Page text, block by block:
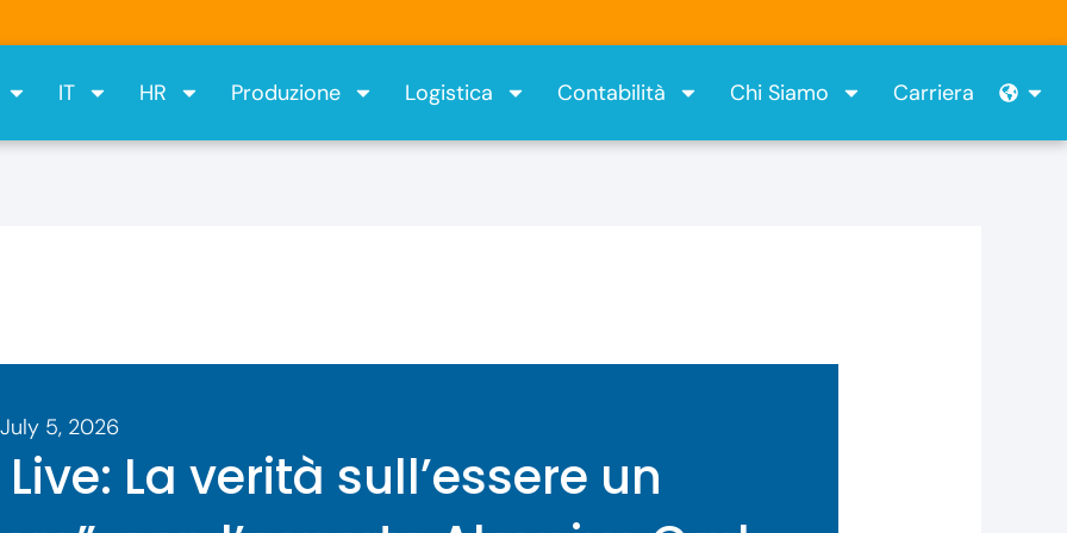
IT HR Produzione Logistica Contabilità Chi Siamo Carriera
July 5, 2026
La verità sull’essere un